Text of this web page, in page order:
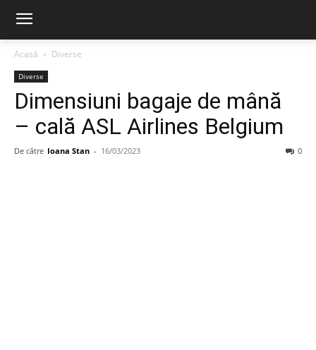
Acasă Diverse
Diverse
Dimensiuni bagaje de mână
– cală ASL Airlines Belgium
De către Ioana Stan - 16/03/2023 0